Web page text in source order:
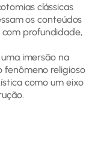
clássicas
os conteúdos
profundidade,
imersão na
fenômeno religioso
como um eixo